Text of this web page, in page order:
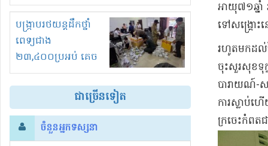
បាក់ច្រាំងទន្លេ និង
រំខានទាំងយប់ទាំងថ្ងៃ
បង្ក្រាបរថយន្តដឹកថ្នាំ
ពេទ្យជាង
២៣,៤០០ប្រអប់ គេច
ពន្ធនិងអត់ច្បាប់នាំ
ចូល!?
ជាច្រើនទៀត
ចំនួនអ្នកទស្សនា
អាយុ​៧១​ឆ្នាំ
ទៅ​សង្គ្រោះ​
រហូតមកដល់​
ចុះសួរសុខទុក្
បារាយណ៍​-​ស
ការស្លាប់​
ក្រចេះ​កំពត​